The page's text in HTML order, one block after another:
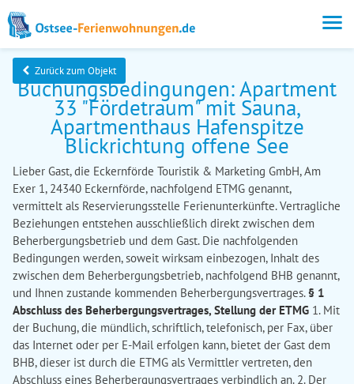
Zurück zum Objekt
Buchungsbedingungen: Apartment
33 "Fördetraum" mit Sauna,
Apartmenthaus Hafenspitze
Blickrichtung offene See
Lieber Gast, die Eckernförde Touristik & Marketing GmbH, Am
Exer 1, 24340 Eckernförde, nachfolgend ETMG genannt,
vermittelt als Reservierungsstelle Ferienunterkünfte. Vertragliche
Beziehungen entstehen ausschließlich direkt zwischen dem
Beherbergungsbetrieb und dem Gast. Die nachfolgenden
Bedingungen werden, soweit wirksam einbezogen, Inhalt des
zwischen dem Beherbergungsbetrieb, nachfolgend BHB genannt,
und Ihnen zustande kommenden Beherbergungsvertrages.§ 1
Abschluss des Beherbergungsvertrages, Stellung der ETMG 1. Mit
der Buchung, die mündlich, schriftlich, telefonisch, per Fax, über
das Internet oder per E-Mail erfolgen kann, bietet der Gast dem
BHB, dieser ist durch die ETMG als Vermittler vertreten, den
Abschluss eines Beherbergungsvertrages verbindlich an. 2. Der